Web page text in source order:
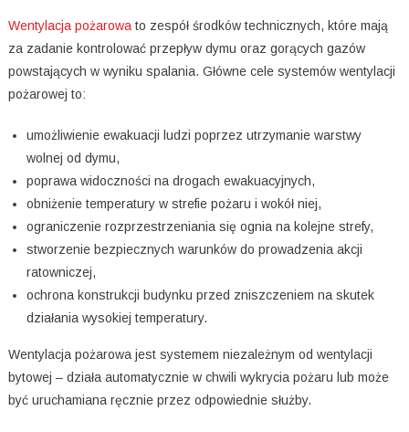
Wentylacja pożarowato zespół środków technicznych, które mają
za zadanie kontrolować przepływ dymu oraz gorących gazów
powstających w wyniku spalania. Główne cele systemów wentylacji
pożarowej to:
umożliwienie ewakuacji ludzi poprzez utrzymanie warstwy
wolnej od dymu,
poprawa widoczności na drogach ewakuacyjnych,
obniżenie temperatury w strefie pożaru i wokół niej,
ograniczenie rozprzestrzeniania się ognia na kolejne strefy,
stworzenie bezpiecznych warunków do prowadzenia akcji
ratowniczej,
ochrona konstrukcji budynku przed zniszczeniem na skutek
działania wysokiej temperatury.
Wentylacja pożarowa jest systemem niezależnym od wentylacji
bytowej – działa automatycznie w chwili wykrycia pożaru lub może
być uruchamiana ręcznie przez odpowiednie służby.